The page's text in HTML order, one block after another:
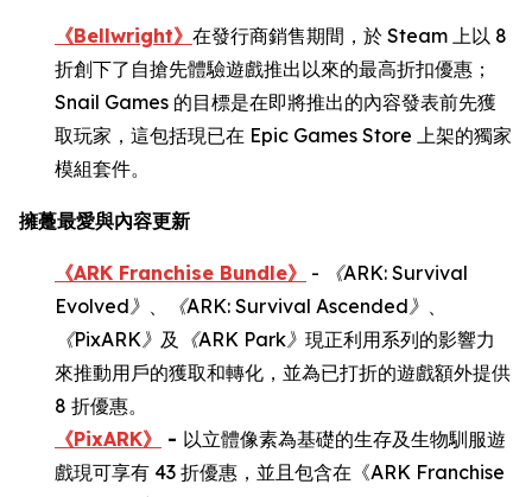
《Bellwright》 在發行商銷售期間，於 Steam 上以 8
折創下了自搶先體驗遊戲推出以來的最高折扣優惠；
Snail Games 的目標是在即將推出的內容發表前先獲
取玩家，這包括現已在 Epic Games Store 上架的獨家
模組套件。
擁躉最愛與內容更新
《ARK Franchise Bundle》 - 《ARK: Survival
Evolved》 、 《ARK: Survival Ascended》 、
《PixARK》 及 《ARK Park》 現正利用系列的影響力
來推動用戶的獲取和轉化，並為已打折的遊戲額外提供
8 折優惠。
《PixARK》
- 以立體像素為基礎的生存及生物馴服遊
戲現可享有 43 折優惠，並且包含在《ARK Franchise